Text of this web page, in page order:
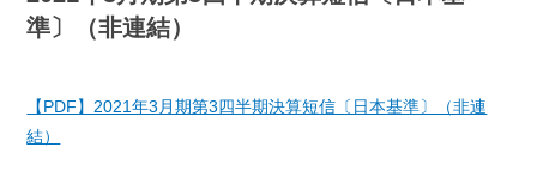
準〕（非連結）
【PDF】2021年3月期第3四半期決算短信〔日本基準〕（非連
結）